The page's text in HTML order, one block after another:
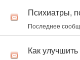
Психиатры,
Последнее
Как